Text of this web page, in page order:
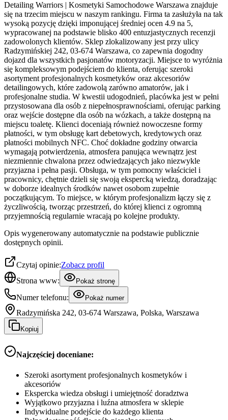
Detailing Warriors | Kosmetyki Samochodowe Warszawa znajduje
się na trzecim miejscu w naszym rankingu. Firma ta zasłużyła na tak
wysoką pozycję dzięki imponującej średniej ocen 4.9 na 5,
wypracowanej na podstawie blisko 400 entuzjastycznych recenzji
zadowolonych klientów. Sklep zlokalizowany jest przy ulicy
Radzymińskiej 242, 03-674 Warszawa, co zapewnia dogodny
dojazd dla wszystkich pasjonatów motoryzacji. Miejsce to wyróżnia
się kompleksowym podejściem do klienta, oferując szeroki
asortyment profesjonalnych kosmetyków oraz akcesoriów
detailingowych, które zadowolą zarówno amatorów, jak i
profesjonalne studia. W kwestii udogodnień, placówka jest w pełni
przystosowana dla osób z niepełnosprawnościami, oferując parking
oraz wejście dostępne dla osób na wózkach, a także dostępną na
miejscu toaletę. Klienci doceniają również nowoczesne formy
płatności, w tym obsługę kart debetowych, kredytowych oraz
płatności mobilnych NFC. Choć dokładne godziny otwarcia
wymagają potwierdzenia, atmosfera panująca wewnątrz jest
niezmiennie chwalona przez odwiedzających jako niezwykle
przyjazna i pełna pasji. Obsługa, w tym pomocny właściciel i
pracownicy, chętnie dzieli się swoją ekspercką wiedzą, doradzając
w doborze idealnych środków nawet osobom zupełnie
początkującym. To miejsce, w którym profesjonalizm łączy się z
życzliwością, tworząc przestrzeń, do której klienci z ogromną
przyjemnością regularnie wracają po kolejne produkty.
Opis wygenerowany automatycznie na podstawie publicznie
dostępnych opinii.
Czytaj opinie:Zobacz profil
Strona www:
Pokaż stronę
Numer telefonu: Pokaż numer
Radzymińska 242, 03-674 Warszawa, Polska, Warszawa
Kopiuj
Najczęściej doceniane:
Szeroki asortyment profesjonalnych kosmetyków i
akcesoriów
Ekspercka wiedza obsługi i umiejętność doradztwa
Wyjątkowo przyjazna i luźna atmosfera w sklepie
Indywidualne podejście do każdego klienta